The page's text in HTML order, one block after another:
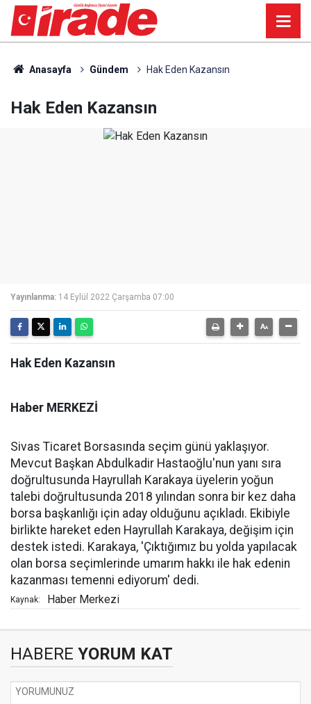
Anasayfa Gündem Hak Eden Kazansın
Hak Eden Kazansın
Yayınlanma: 14 Eylül 2022 Çarşamba 07:00
Hak Eden Kazansın
Haber MERKEZİ
Sivas Ticaret Borsasında seçim günü yaklaşıyor.
Mevcut Başkan Abdulkadir Hastaoğlu'nun yanı sıra
doğrultusunda Hayrullah Karakaya üyelerin yoğun
talebi doğrultusunda 2018 yılından sonra bir kez daha
borsa başkanlığı için aday olduğunu açıkladı. Ekibiyle
birlikte hareket eden Hayrullah Karakaya, değişim için
destek istedi. Karakaya, 'Çıktığımız bu yolda yapılacak
olan borsa seçimlerinde umarım hakkı ile hak edenin
kazanması temenni ediyorum' dedi.
Kaynak: Haber Merkezi
HABERE YORUM KAT